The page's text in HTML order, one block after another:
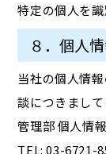
特定の個人を
８．個人
当社の個人情
談につきまし
管理部 個人情
TEL: 03-